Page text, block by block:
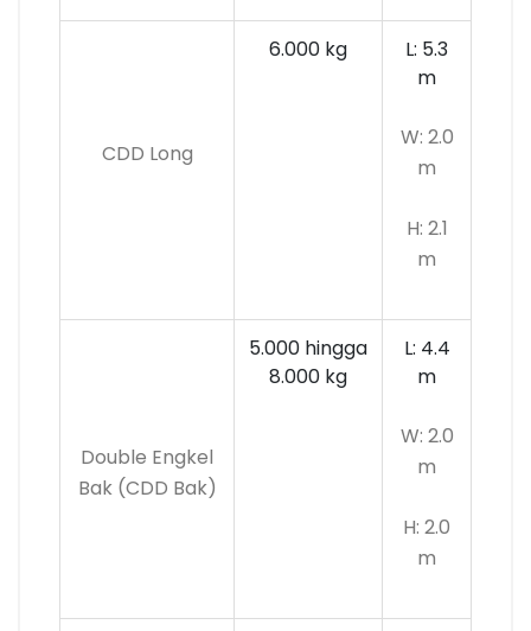
CDD Long
6.000 kg
L: 5.3
m
W: 2.0
m
H: 2.1
m
Double Engkel
Bak (CDD Bak)
5.000 hingga
8.000 kg
L: 4.4
m
W: 2.0
m
H: 2.0
m